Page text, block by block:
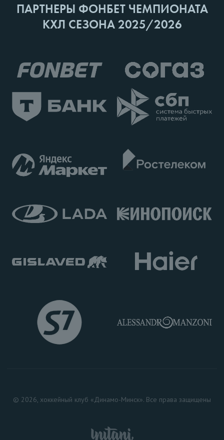
ПАРТНЕРЫ ФОНБЕТ ЧЕМПИОНАТА
КХЛ СЕЗОНА 2025/2026
© 2026, хоккейный клуб «Динамо-Минск». Все права защищены